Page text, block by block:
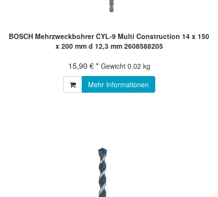
BOSCH Mehrzweckbohrer CYL-9 Multi Construction 14 x 150
x 200 mm d 12,3 mm 2608588205
15,90 € * Gewicht 0.02 kg
Mehr Informationen